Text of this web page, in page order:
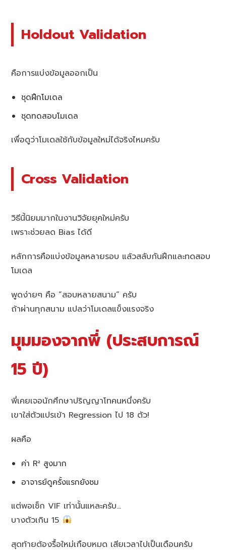
Holdout Validation
คือการแบ่งข้อมูลออกเป็น
ชุดฝึกโมเดล
ชุดทดสอบโมเดล
เพื่อดูว่าโมเดลใช้กับข้อมูลใหม่ได้จริงไหมครับ
Cross Validation
วิธีนี้นิยมมากในงานวิจัยยุคใหม่ครับ
เพราะช่วยลด Bias ได้ดี
หลักการคือแบ่งข้อมูลหลายรอบ แล้วสลับกันฝึกและทดสอบ
โมเดล
พูดง่ายๆ คือ “สอบหลายสนาม” ครับ
ถ้าผ่านทุกสนาม แปลว่าโมเดลแข็งแรงจริง
มุมมองจากพี่ (ประสบการณ์
15 ปี)
พี่เคยเจอนักศึกษาปริญญาโทคนหนึ่งครับ
เขาใส่ตัวแปรเข้า Regression ไป 18 ตัว!
ผลคือ
ค่า R² สูงมาก
อาจารย์ดูครั้งแรกยังชม
แต่พอเช็ก VIF เท่านั้นแหละครับ…
บางตัวเกิน 15
สุดท้ายต้องรื้อใหม่เกือบหมด เสียเวลาไปเป็นเดือนครับ